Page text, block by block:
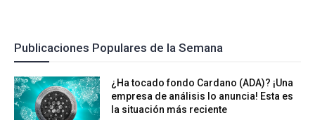
Publicaciones Populares de la Semana
¿Ha tocado fondo Cardano (ADA)? ¡Una
empresa de análisis lo anuncia! Esta es
la situación más reciente